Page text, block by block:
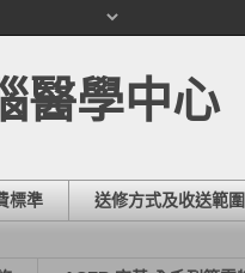
醫學中心
標準 送修方式及收送範圍